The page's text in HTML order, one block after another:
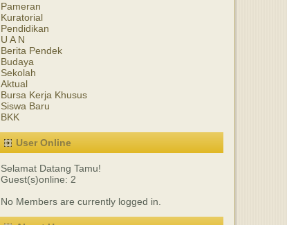
Pameran
Kuratorial
Pendidikan
U A N
Berita Pendek
Budaya
Sekolah
Aktual
Bursa Kerja Khusus
Siswa Baru
BKK
User Online
Selamat Datang Tamu!
Guest(s)online: 2
No Members are currently logged in.